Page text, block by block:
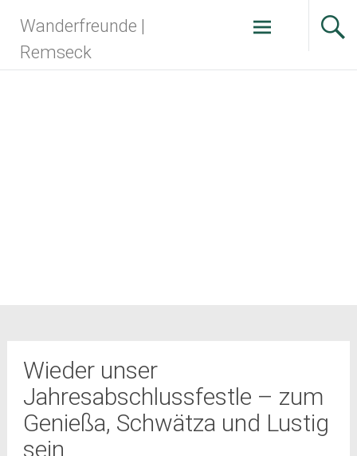
Inhalt
springen
Wanderfreunde |
Remseck
Wieder unser
Jahresabschlussfestle – zum
Genießa, Schwätza und Lustig
sein